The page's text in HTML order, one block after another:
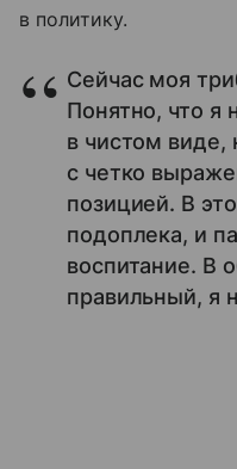
в политику.
Сейчас моя
Понятно, что я
в чистом виде,
с четко
позицией. В
подоплека, и
воспитание. В
правильный, я